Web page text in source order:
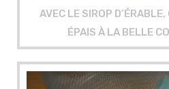
AVEC LE SIROP
ÉPAIS À LA BELLE